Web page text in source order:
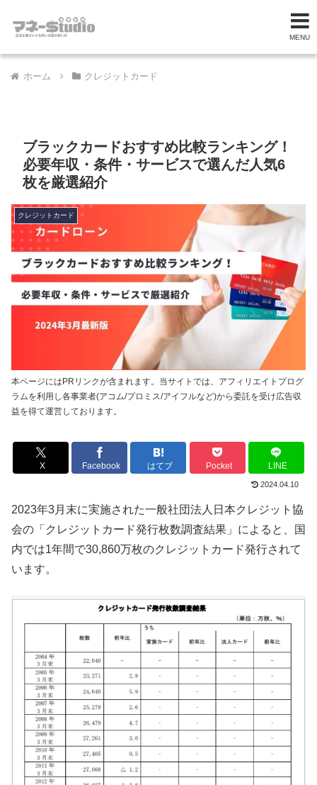
MENU
ホーム クレジットカード
ブラックカードおすすめ比較ランキング！
必要年収・条件・サービスで選んだ人気6
枚を厳選紹介
本ページにはPRリンクが含まれます。当サイトでは、アフィリエイトプログ
ラムを利用し各事業者(アコム/プロミス/アイフルなど)から委託を受け広告収
益を得て運営しております。
クレジットカード
X Facebook はてブ Pocket LINE
2024.04.10
2023年3月末に実施された一般社団法人日本クレジット協
会の「クレジットカード発行枚数調査結果」によると、国
内では1年間で30,860万枚のクレジットカード発行されて
います。